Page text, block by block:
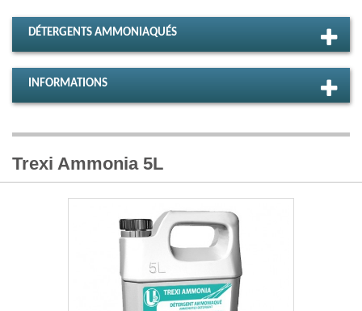
DÉTERGENTS AMMONIAQUÉS
INFORMATIONS
Trexi Ammonia 5L